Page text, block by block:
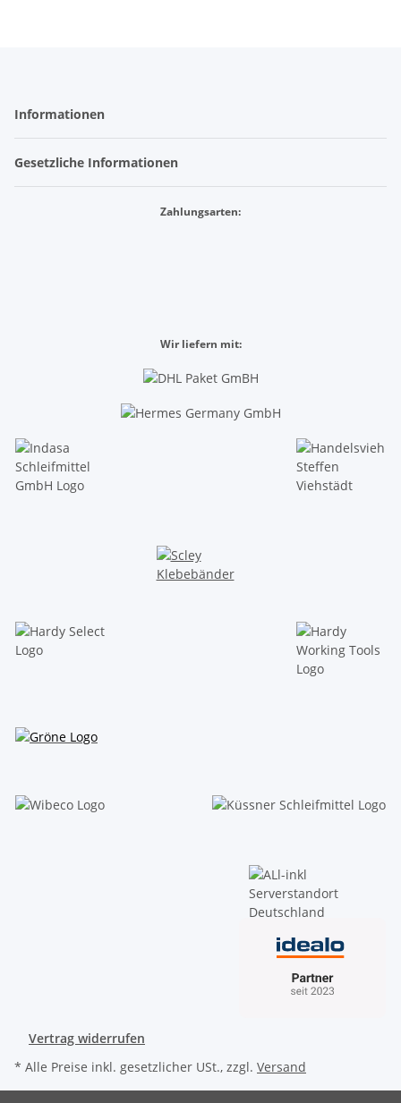
Informationen
Gesetzliche Informationen
Zahlungsarten:
Wir liefern mit:
Vertrag widerrufen
* Alle Preise inkl. gesetzlicher USt., zzgl. Versand